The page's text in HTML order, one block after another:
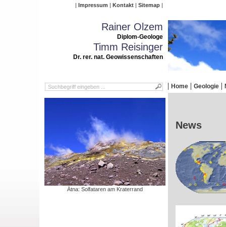
Impressum Kontakt Sitemap
Rainer Olzem
Diplom-Geologe
Timm Reisinger
Dr. rer. nat. Geowissenschaften
Home Geologie
Ätna: Solfataren am Kraterrand
News